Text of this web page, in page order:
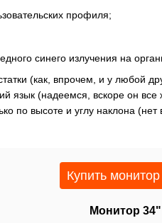
профиля;
синего излучения на
(как, впрочем, и у любой
язык (надеемся, вскоре он все
по высоте и углу наклона (нет
Купить
Монитор 34"